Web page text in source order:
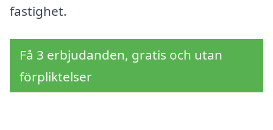
fastighet.
Få 3 erbjudanden, gratis och utan
förpliktelser